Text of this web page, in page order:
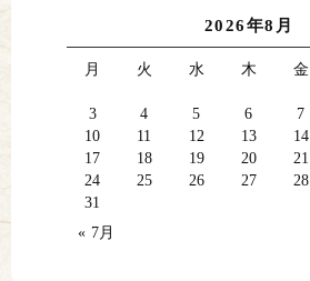
2026年8月
月 火 水 木 金
3
4 5 6 7
10
11 12 13 14
17
18 19 20 21
24
25 26 27 28
31
« 7月